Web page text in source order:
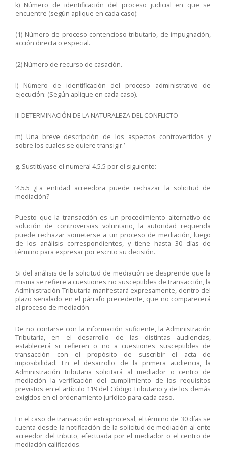
k) Número de identificación del proceso judicial en que se
encuentre (según aplique en cada caso):
(1) Número de proceso contencioso-tributario, de impugnación,
acción directa o especial.
(2) Número de recurso de casación.
l) Número de identificación del proceso administrativo de
ejecución: (Según aplique en cada caso).
III DETERMINACIÓN DE LA NATURALEZA DEL CONFLICTO
m) Una breve descripción de los aspectos controvertidos y
sobre los cuales se quiere transigir.’
g. Sustitúyase el numeral 4.5.5 por el siguiente:
‘4.5.5 ¿La entidad acreedora puede rechazar la solicitud de
mediación?
Puesto que la transacción es un procedimiento alternativo de
solución de controversias voluntario, la autoridad requerida
puede rechazar someterse a un proceso de mediación, luego
de los análisis correspondientes, y tiene hasta 30 días de
término para expresar por escrito su decisión.
Si del análisis de la solicitud de mediación se desprende que la
misma se refiere a cuestiones no susceptibles de transacción, la
Administración Tributaria manifestará expresamente, dentro del
plazo señalado en el párrafo precedente, que no comparecerá
al proceso de mediación.
De no contarse con la información suficiente, la Administración
Tributaria, en el desarrollo de las distintas audiencias,
establecerá si refieren o no a cuestiones susceptibles de
transacción con el propósito de suscribir el acta de
imposibilidad. En el desarrollo de la primera audiencia, la
Administración tributaria solicitará al mediador o centro de
mediación la verificación del cumplimiento de los requisitos
previstos en el artículo 119 del Código Tributario y de los demás
exigidos en el ordenamiento jurídico para cada caso.
En el caso de transacción extraprocesal, el término de 30 días se
cuenta desde la notificación de la solicitud de mediación al ente
acreedor del tributo, efectuada por el mediador o el centro de
mediación calificados.